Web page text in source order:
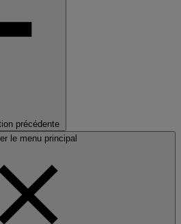
précédente
le menu principal